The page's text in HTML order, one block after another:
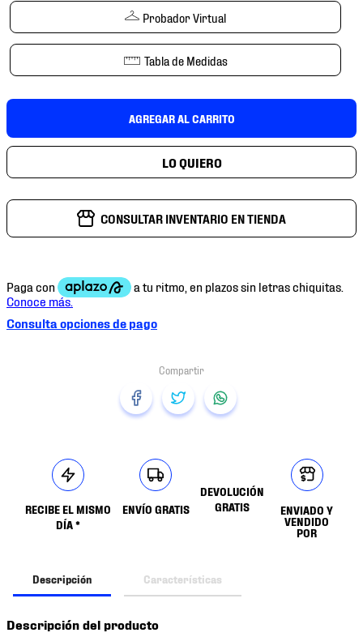
Probador Virtual
Tabla de Medidas
AGREGAR AL CARRITO
CONSULTAR INVENTARIO EN TIENDA
Consulta opciones de pago
RECIBE EL MISMO
DÍA *
ENVÍO GRATIS
DEVOLUCIÓN
GRATIS
ENVIADO Y
VENDIDO
POR
Descripción Características
Descripción del producto
8.
chivas